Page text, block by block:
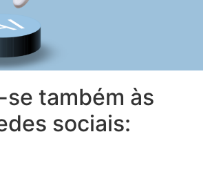
também às
sociais: